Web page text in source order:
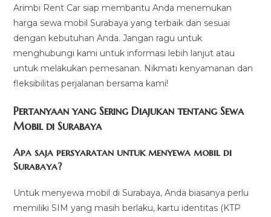
Arimbi Rent Car siap membantu Anda menemukan
harga sewa mobil Surabaya yang terbaik dan sesuai
dengan kebutuhan Anda. Jangan ragu untuk
menghubungi kami untuk informasi lebih lanjut atau
untuk melakukan pemesanan. Nikmati kenyamanan dan
fleksibilitas perjalanan bersama kami!
Pertanyaan yang Sering Diajukan tentang Sewa
Mobil di Surabaya
Apa saja persyaratan untuk menyewa mobil di
Surabaya?
Untuk menyewa mobil di Surabaya, Anda biasanya perlu
memiliki SIM yang masih berlaku, kartu identitas (KTP